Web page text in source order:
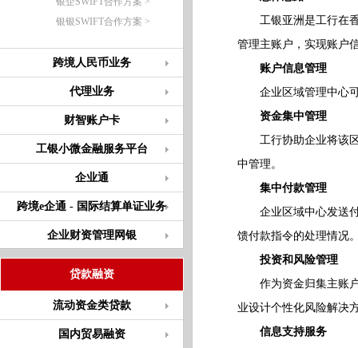
银银SWIFT合作方案 >
跨境人民币业务
代理业务
财智账户卡
工银小微金融服务平台
企业通
跨境e企通 - 国际结算单证业务
企业财资管理网银
贷款融资
流动资金类贷款
国内贸易融资
工银亚洲是工行在香
管理主账户，实现账户
账户信息管理
企业区域管理中心可
资金集中管理
工行协助企业将该区
中管理。
集中付款管理
企业区域中心发送付
馈付款指令的处理情况
投资和风险管理
作为资金归集主账户
业设计个性化风险解决
信息支持服务